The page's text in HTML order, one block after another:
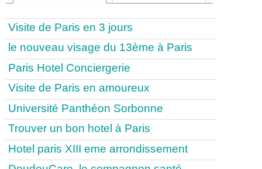
Visite de Paris en 3 jours
le nouveau visage du 13ème à Paris
Paris Hotel Conciergerie
Visite de Paris en amoureux
Université Panthéon Sorbonne
Trouver un bon hotel à Paris
Hotel paris XIII eme arrondissement